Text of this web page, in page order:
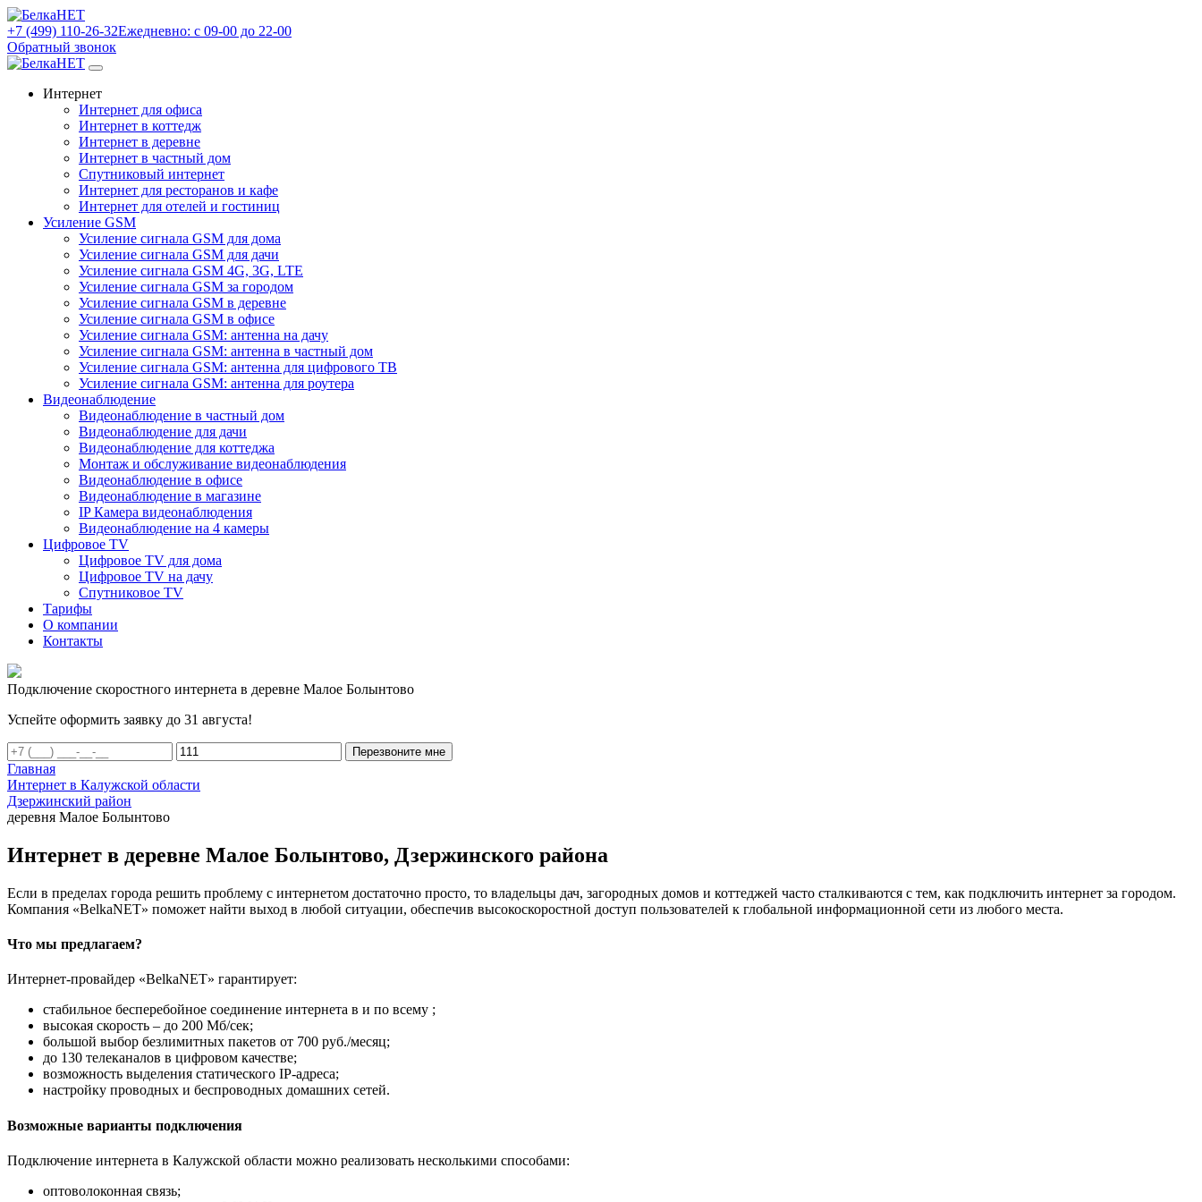
+7 (499) 110-26-32Ежедневно: с 09-00 до 22-00
Обратный звонок
Интернет
Интернет для офиса
Интернет в коттедж
Интернет в деревне
Интернет в частный дом
Спутниковый интернет
Интернет для ресторанов и кафе
Интернет для отелей и гостиниц
Усиление GSM
Усиление сигнала GSM для дома
Усиление сигнала GSM для дачи
Усиление сигнала GSM 4G, 3G, LTE
Усиление сигнала GSM за городом
Усиление сигнала GSM в деревне
Усиление сигнала GSM в офисе
Усиление сигнала GSM: антенна на дачу
Усиление сигнала GSM: антенна в частный дом
Усиление сигнала GSM: антенна для цифрового ТВ
Усиление сигнала GSM: антенна для роутера
Видеонаблюдение
Видеонаблюдение в частный дом
Видеонаблюдение для дачи
Видеонаблюдение для коттеджа
Монтаж и обслуживание видеонаблюдения
Видеонаблюдение в офисе
Видеонаблюдение в магазине
IP Камера видеонаблюдения
Видеонаблюдение на 4 камеры
Цифровое TV
Цифровое TV для дома
Цифровое TV на дачу
Спутниковое TV
Тарифы
О компании
Контакты
Подключение скоростного интернета в деревне Малое Болынтово
Успейте оформить заявку до 31 августа!
Перезвоните мне
Главная
Интернет в Калужской области
Дзержинский район
деревня Малое Болынтово
Интернет в деревне Малое Болынтово, Дзержинского района
Если в пределах города решить проблему с интернетом достаточно просто, то владельцы дач, загородных домов и коттеджей часто сталкиваются с тем, как подключить интернет за городом.
Компания «BelkaNET» поможет найти выход в любой ситуации, обеспечив высокоскоростной доступ пользователей к глобальной информационной сети из любого места.
Что мы предлагаем?
Интернет-провайдер «BelkaNET» гарантирует:
стабильное бесперебойное соединение интернета в и по всему ;
высокая скорость – до 200 Мб/сек;
большой выбор безлимитных пакетов от 700 руб./месяц;
до 130 телеканалов в цифровом качестве;
возможность выделения статического IP-адреса;
настройку проводных и беспроводных домашних сетей.
Возможные варианты подключения
Подключение интернета в Калужской области можно реализовать несколькими способами:
оптоволоконная связь;